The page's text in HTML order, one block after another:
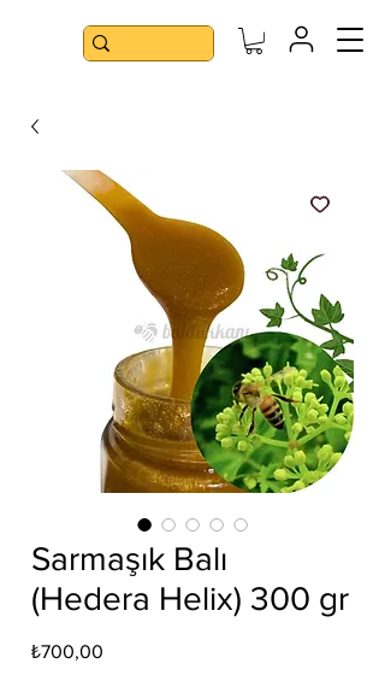
Sarmaşık Balı
(Hedera Helix) 300 gr
₺700,00